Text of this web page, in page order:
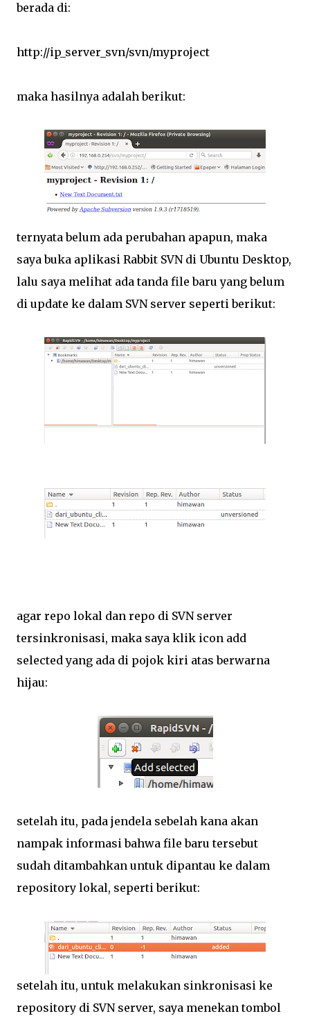
berada di:
http://ip_server_svn/svn/myproject
maka hasilnya adalah berikut:
ternyata belum ada perubahan apapun, maka
saya buka aplikasi Rabbit SVN di Ubuntu Desktop,
lalu saya melihat ada tanda file baru yang belum
di update ke dalam SVN server seperti berikut:
agar repo lokal dan repo di SVN server
tersinkronisasi, maka saya klik icon add
selected yang ada di pojok kiri atas berwarna
hijau:
setelah itu, pada jendela sebelah kana akan
nampak informasi bahwa file baru tersebut
sudah ditambahkan untuk dipantau ke dalam
repository lokal, seperti berikut:
setelah itu, untuk melakukan sinkronisasi ke
repository di SVN server, saya menekan tombol